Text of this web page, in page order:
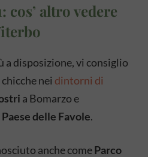
altro vedere
a disposizione, vi consiglio
nei dintorni di
a Bomarzo e
Paese delle Favole.
anche comeParco